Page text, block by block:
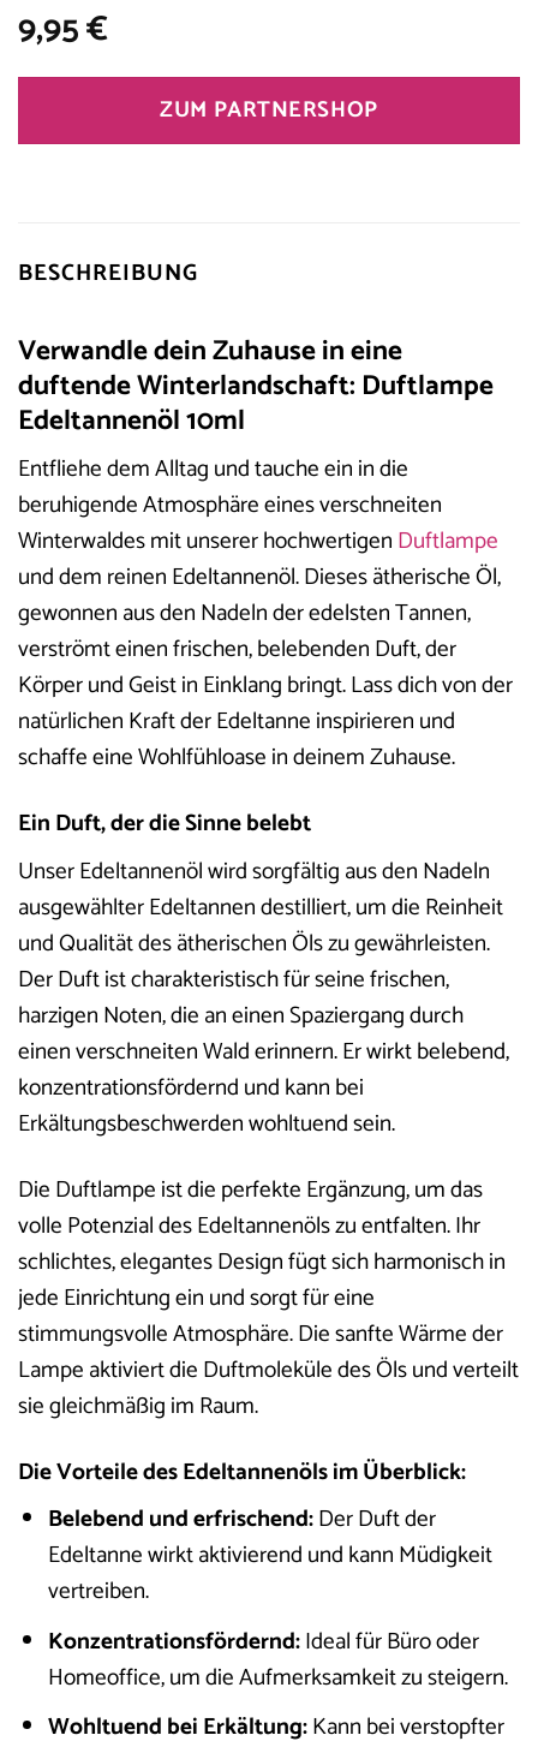
9,95€
ZUM PARTNERSHOP
BESCHREIBUNG
Verwandle dein Zuhause in eine
duftende Winterlandschaft: Duftlampe
Edeltannenöl 10ml
Entfliehe dem Alltag und tauche ein in die
beruhigende Atmosphäre eines verschneiten
Winterwaldes mit unserer hochwertigenDuftlampe
und dem reinen Edeltannenöl. Dieses ätherische Öl,
gewonnen aus den Nadeln der edelsten Tannen,
verströmt einen frischen, belebenden Duft, der
Körper und Geist in Einklang bringt. Lass dich von der
natürlichen Kraft der Edeltanne inspirieren und
schaffe eine Wohlfühloase in deinem Zuhause.
Ein Duft, der die Sinne belebt
Unser Edeltannenöl wird sorgfältig aus den Nadeln
ausgewählter Edeltannen destilliert, um die Reinheit
und Qualität des ätherischen Öls zu gewährleisten.
Der Duft ist charakteristisch für seine frischen,
harzigen Noten, die an einen Spaziergang durch
einen verschneiten Wald erinnern. Er wirkt belebend,
konzentrationsfördernd und kann bei
Erkältungsbeschwerden wohltuend sein.
Die Duftlampe ist die perfekte Ergänzung, um das
volle Potenzial des Edeltannenöls zu entfalten. Ihr
schlichtes, elegantes Design fügt sich harmonisch in
jede Einrichtung ein und sorgt für eine
stimmungsvolle Atmosphäre. Die sanfte Wärme der
Lampe aktiviert die Duftmoleküle des Öls und verteilt
sie gleichmäßig im Raum.
Die Vorteile des Edeltannenöls im Überblick:
Belebend und erfrischend:Der Duft der
Edeltanne wirkt aktivierend und kann Müdigkeit
vertreiben.
Konzentrationsfördernd:Ideal für Büro oder
Homeoffice, um die Aufmerksamkeit zu steigern.
Wohltuend bei Erkältung:Kann bei verstopfter